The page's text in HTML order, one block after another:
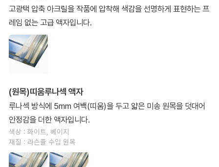
고광택 압축 아크릴을 작품에 압착해 색감을 선명하게 표현하는 프
레임 없는 고급 액자입니다.
(원목)띠움루나섹 액자
루나섹 방식에 5mm 여백(띠움)을 두고 얇은 미송 원목을 덧대어
안정감을 더한 액자입니다.
색상 : 화이트, 베이지
재질 : 라슨쥴 수입 원목